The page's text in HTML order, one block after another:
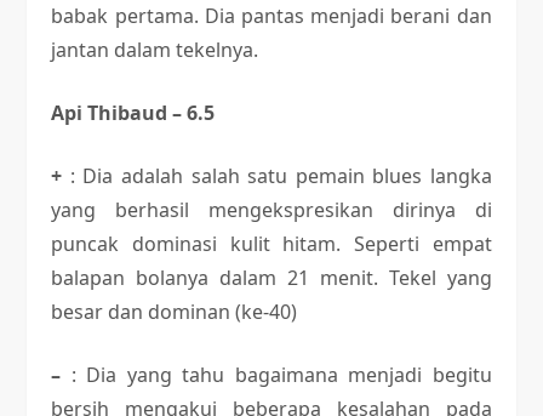
babak pertama. Dia pantas menjadi berani dan
jantan dalam tekelnya.
Api Thibaud – 6.5
+ : Dia adalah salah satu pemain blues langka
yang berhasil mengekspresikan dirinya di
puncak dominasi kulit hitam. Seperti empat
balapan bolanya dalam 21 menit. Tekel yang
besar dan dominan (ke-40)
– : Dia yang tahu bagaimana menjadi begitu
bersih mengakui beberapa kesalahan pada